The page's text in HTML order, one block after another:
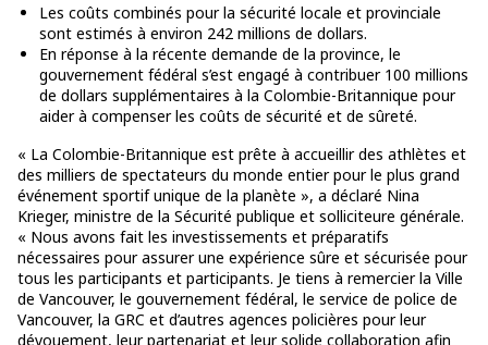
Les coûts combinés pour la sécurité locale et provinciale
sont estimés à environ 242 millions de dollars.
En réponse à la récente demande de la province, le
gouvernement fédéral s’est engagé à contribuer 100 millions
de dollars supplémentaires à la Colombie-Britannique pour
aider à compenser les coûts de sécurité et de sûreté.
« La Colombie-Britannique est prête à accueillir des athlètes et
des milliers de spectateurs du monde entier pour le plus grand
événement sportif unique de la planète », a déclaré Nina
Krieger, ministre de la Sécurité publique et solliciteure générale.
« Nous avons fait les investissements et préparatifs
nécessaires pour assurer une expérience sûre et sécurisée pour
tous les participants et participants. Je tiens à remercier la Ville
de Vancouver, le gouvernement fédéral, le service de police de
Vancouver, la GRC et d’autres agences policières pour leur
dévouement, leur partenariat et leur solide collaboration afin